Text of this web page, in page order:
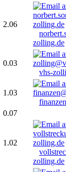
2.06
zolling.de
0.03
vhs-
1.03
0.07
1.02
zolling.de